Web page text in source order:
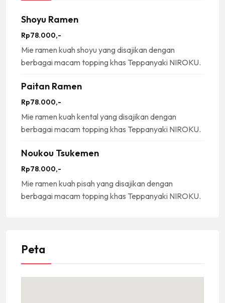
Shoyu Ramen
Rp78.000,-
Mie ramen kuah shoyu yang disajikan dengan
berbagai macam topping khas Teppanyaki NIROKU.
Paitan Ramen
Rp78.000,-
Mie ramen kuah kental yang disajikan dengan
berbagai macam topping khas Teppanyaki NIROKU.
Noukou Tsukemen
Rp78.000,-
Mie ramen kuah pisah yang disajikan dengan
berbagai macam topping khas Teppanyaki NIROKU.
Peta